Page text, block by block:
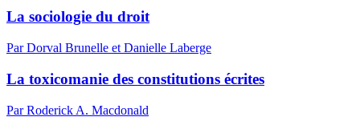
La sociologie du droit
Par Dorval Brunelle et Danielle Laberge
La toxicomanie des constitutions écrites
Par Roderick A. Macdonald